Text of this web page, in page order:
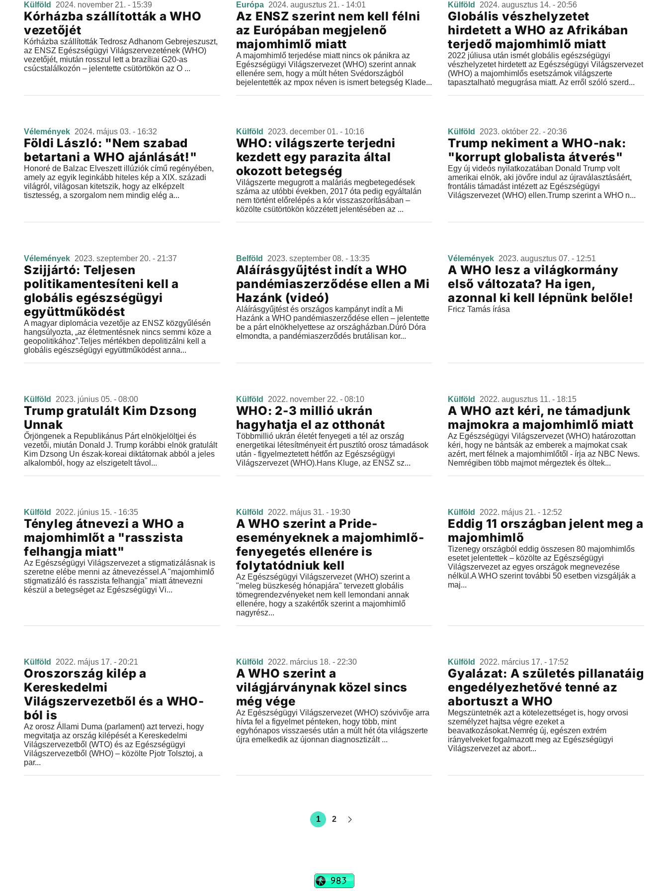
Külföld 2024. november 21. - 15:39
Kórházba szállították a WHO
vezetőjét
Kórházba szállították Tedrosz Adhanom Gebrejeszuszt,
az ENSZ Egészségügyi Világszervezetének (WHO)
vezetőjét, miután rosszul lett a brazíliai G20-as
csúcstalálkozón – jelentette csütörtökön az O ...
Európa 2024. augusztus 21. - 14:01
Az ENSZ szerint nem kell félni
az Európában megjelenő
majomhimlő miatt
A majomhimlő terjedése miatt nincs ok pánikra az
Egészségügyi Világszervezet (WHO) szerint annak
ellenére sem, hogy a múlt héten Svédországból
bejelentették az mpox néven is ismert betegség Klade...
Külföld 2024. augusztus 14. - 20:56
Globális vészhelyzetet
hirdetett a WHO az Afrikában
terjedő majomhimlő miatt
2022 júliusa után ismét globális egészségügyi
vészhelyzetet hirdetett az Egészségügyi Világszervezet
(WHO) a majomhimlős esetszámok világszerte
tapasztalható megugrása miatt. Az erről szóló szerd...
Vélemények 2024. május 03. - 16:32
Földi László: "Nem szabad
betartani a WHO ajánlását!"
Honoré de Balzac Elveszett illúziók című regényében,
amely az egyik leginkább hiteles kép a XIX. századi
világról, világosan kitetszik, hogy az elképzelt
tisztesség, a szorgalom nem mindig elég a...
Külföld 2023. december 01. - 10:16
WHO: világszerte terjedni
kezdett egy parazita által
okozott betegség
Világszerte megugrott a maláriás megbetegedések
száma az utóbbi években, 2017 óta pedig egyáltalán
nem történt előrelépés a kór visszaszorításában –
közölte csütörtökön közzétett jelentésében az ...
Külföld 2023. október 22. - 20:36
Trump nekiment a WHO-nak:
"korrupt globalista átverés"
Egy új videós nyilatkozatában Donald Trump volt
amerikai elnök, aki jövőre indul az újraválasztásáért,
frontális támadást intézett az Egészségügyi
Világszervezet (WHO) ellen.Trump szerint a WHO n...
Vélemények 2023. szeptember 20. - 21:37
Szijjártó: Teljesen
politikamentesíteni kell a
globális egészségügyi
együttműködést
A magyar diplomácia vezetője az ENSZ közgyűlésén
hangsúlyozta, „az életmentésnek nincs semmi köze a
geopolitikához”.Teljes mértékben depolitizálni kell a
globális egészségügyi együttműködést anna...
Belföld 2023. szeptember 08. - 13:35
Aláírásgyűjtést indít a WHO
pandémiaszerződése ellen a Mi
Hazánk (videó)
Aláírásgyűjtést és országos kampányt indít a Mi
Hazánk a WHO pandémiaszerződése ellen – jelentette
be a párt elnökhelyettese az országházban.Dúró Dóra
elmondta, a pandémiaszerződés brutálisan kor...
Vélemények 2023. augusztus 07. - 12:51
A WHO lesz a világkormány
első változata? Ha igen,
azonnal ki kell lépnünk belőle!
Fricz Tamás írása
Külföld 2023. június 05. - 08:00
Trump gratulált Kim Dzsong
Unnak
Őrjöngenek a Republikánus Párt elnökjelöltjei és
vezetői, miután Donald J. Trump korábbi elnök gratulált
Kim Dzsong Un észak-koreai diktátornak abból a jeles
alkalomból, hogy az elszigetelt távol...
Külföld 2022. november 22. - 08:10
WHO: 2-3 millió ukrán
hagyhatja el az otthonát
Többmillió ukrán életét fenyegeti a tél az ország
energetikai létesítményeit ért pusztító orosz támadások
után - figyelmeztetett hétfőn az Egészségügyi
Világszervezet (WHO).Hans Kluge, az ENSZ sz...
Külföld 2022. augusztus 11. - 18:15
A WHO azt kéri, ne támadjunk
majmokra a majomhimlő miatt
Az Egészségügyi Világszervezet (WHO) határozottan
kéri, hogy ne bántsák az emberek a majmokat csak
azért, mert félnek a majomhimlőtől - írja az NBC News.
Nemrégiben több majmot mérgeztek és öltek...
Külföld 2022. június 15. - 16:35
Tényleg átnevezi a WHO a
majomhimlőt a "rasszista
felhangja miatt"
Az Egészségügyi Világszervezet a stigmatizálásnak is
szeretne elébe menni az átnevezéssel.A "majomhimlő
stigmatizáló és rasszista felhangja" miatt átnevezni
készül a betegséget az Egészségügyi Vi...
Külföld 2022. május 31. - 19:30
A WHO szerint a Pride-
eseményeknek a majomhimlő-
fenyegetés ellenére is
folytatódniuk kell
Az Egészségügyi Világszervezet (WHO) szerint a
"meleg büszkeség hónapjára" tervezett globális
tömegrendezvényeket nem kell lemondani annak
ellenére, hogy a szakértők szerint a majomhimlő
nagyrész...
Külföld 2022. május 21. - 12:52
Eddig 11 országban jelent meg a
majomhimlő
Tizenegy országból eddig összesen 80 majomhimlős
esetet jelentettek – közölte az Egészségügyi
Világszervezet az egyes országok megnevezése
nélkül.A WHO szerint további 50 esetben vizsgálják a
maj...
Külföld 2022. május 17. - 20:21
Oroszország kilép a
Kereskedelmi
Világszervezetből és a WHO-
ból is
Az orosz Állami Duma (parlament) azt tervezi, hogy
megvitatja az ország kilépését a Kereskedelmi
Világszervezetből (WTO) és az Egészségügyi
Világszervezetből (WHO) – közölte Pjotr Tolsztoj, a
par...
Külföld 2022. március 18. - 22:30
A WHO szerint a
világjárványnak közel sincs
még vége
Az Egészségügyi Világszervezet (WHO) szóvivője arra
hívta fel a figyelmet pénteken, hogy több, mint
egyhónapos visszaesés után a múlt hét óta világszerte
újra emelkedik az újonnan diagnosztizált ...
Külföld 2022. március 17. - 17:52
Gyalázat: A születés pillanatáig
engedélyezhetővé tenné az
abortuszt a WHO
Megszüntetnék azt a kötelezettséget is, hogy orvosi
személyzet hajtsa végre ezeket a
beavatkozásokat.Nemrég új, egészen extrém
irányelveket fogalmazott meg az Egészségügyi
Világszervezet az abort...
1 2